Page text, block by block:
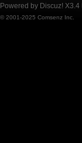
Powered by Discuz! X3.4
© 2001-2025 Comsenz Inc.